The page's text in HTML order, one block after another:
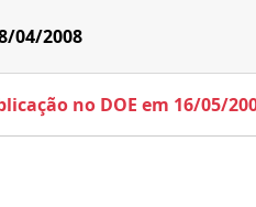
04/2008
no DOE em 16/05/